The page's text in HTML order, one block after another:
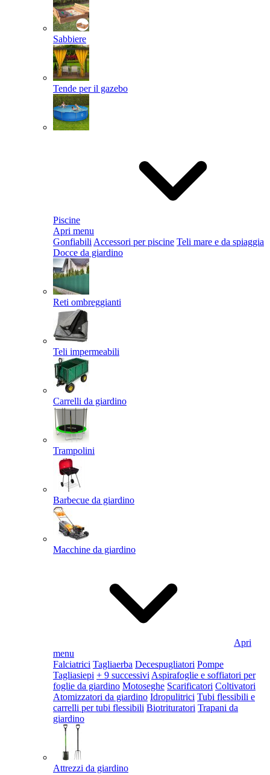
Sabbiere
Tende per il gazebo
Piscine
Apri menu
Gonfiabili Accessori per piscine Teli mare e da spiaggia
Docce da giardino
Reti ombreggianti
Teli impermeabili
Carrelli da giardino
Trampolini
Barbecue da giardino
Macchine da giardino
Apri
menu
Falciatrici Tagliaerba Decespugliatori Pompe
Tagliasiepi + 9 successivi Aspirafoglie e soffiatori per
foglie da giardino Motoseghe Scarificatori Coltivatori
Atomizzatori da giardino Idropulitrici Tubi flessibili e
carrelli per tubi flessibili Biotrituratori Trapani da
giardino
Attrezzi da giardino